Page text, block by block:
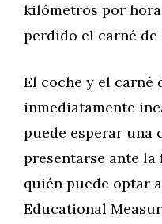
kilómetros por
perdido el carné
El coche y el
inmediatamente
puede esperar una
presentarse ante la
quién puede optar
Educational